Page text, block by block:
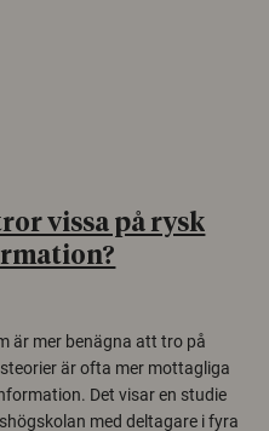
vissa på rysk
är mer benägna att tro på
är ofta mer mottagliga
Det visar en studie
med deltagare i fyra